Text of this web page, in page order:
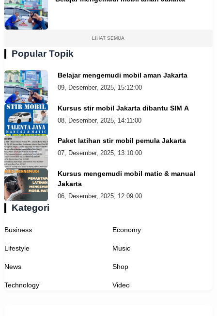
LIHAT SEMUA
Popular Topik
Belajar mengemudi mobil aman Jakarta
09, Desember, 2025, 15:12:00
Kursus stir mobil Jakarta dibantu SIM A
08, Desember, 2025, 14:11:00
Paket latihan stir mobil pemula Jakarta
07, Desember, 2025, 13:10:00
Kursus mengemudi mobil matic & manual
Jakarta
06, Desember, 2025, 12:09:00
Kategori
Business Economy
Lifestyle Music
News Shop
Technology Video